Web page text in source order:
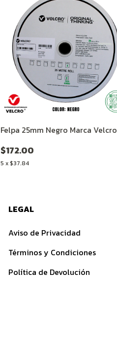
Felpa 25mm Negro Marca Velcro
$172.00
5 x$37.84
LEGAL
Aviso de Privacidad
Términos y Condiciones
Política de Devolución